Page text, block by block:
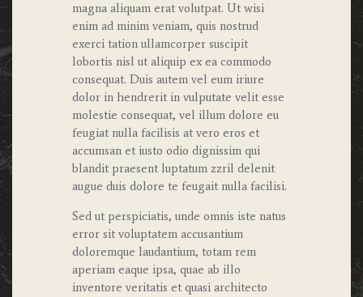
magna aliquam erat volutpat. Ut wisi
enim ad minim veniam, quis nostrud
exerci tation ullamcorper suscipit
lobortis nisl ut aliquip ex ea commodo
consequat. Duis autem vel eum iriure
dolor in hendrerit in vulputate velit esse
molestie consequat, vel illum dolore eu
feugiat nulla facilisis at vero eros et
accumsan et iusto odio dignissim qui
blandit praesent luptatum zzril delenit
augue duis dolore te feugait nulla facilisi.
Sed ut perspiciatis, unde omnis iste natus
error sit voluptatem accusantium
doloremque laudantium, totam rem
aperiam eaque ipsa, quae ab illo
inventore veritatis et quasi architecto